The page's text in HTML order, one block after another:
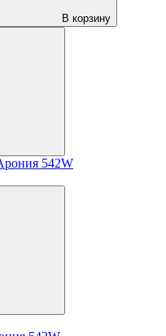
В корзину